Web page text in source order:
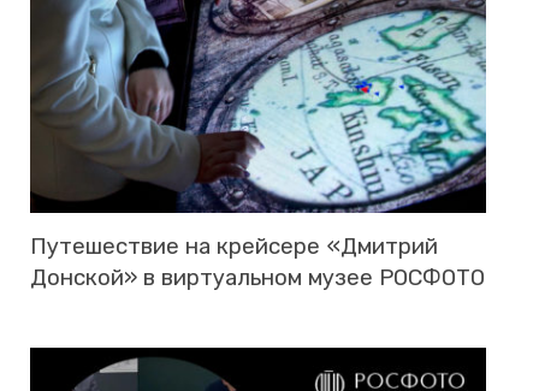
Пу­те­ше­ствие на крей­се­ре «Дмит­рий
Дон­ской» в вир­ту­аль­ном музее РОС­ФО­ТО